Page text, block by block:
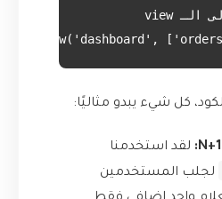
view('dashboard',
كل شيء يبدو مثاليًا:
لقد استخدمنا
لجلب المستخدمين